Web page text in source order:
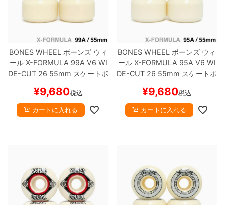
BONES WHEEL ボーンズ ウィ
ールX-FORMULA 99A V6 WI
DE-CUT 26 55mm スケートボ
¥9,680税込
カートに入れる
BONES WHEEL ボーンズ ウィ
ールX-FORMULA 95A V6 WI
DE-CUT 26 55mm スケートボ
¥9,680税込
カートに入れる